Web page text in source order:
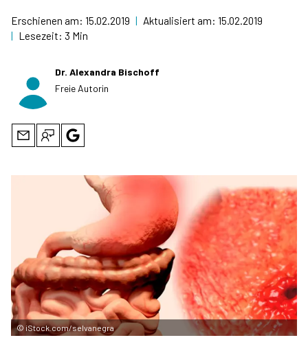
Erschienen am: 15.02.2019 | Aktualisiert am: 15.02.2019
| Lesezeit: 3 Min
Dr. Alexandra Bischoff
Freie Autorin
© iStock.com/selvanegra